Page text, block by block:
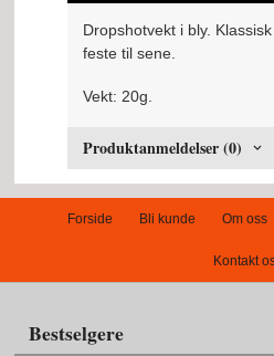
Dropshotvekt i bly.
feste til sene.
Vekt: 20g.
Produktanmeldelser (0)
Forside Bli kunde Om oss
Kontakt
Bestselgere